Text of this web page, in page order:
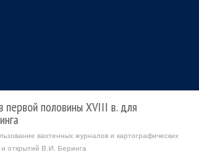
первой половины XVIII в. для
вахтенных журналов и картографических
и открытий В.И. Беринга